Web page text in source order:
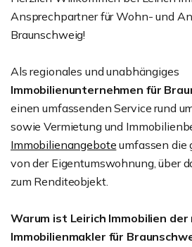
Ansprechpartner für Wohn- und
Braunschweig!
Als regionales und unabhängiges
Immobilienunternehmen für
einen umfassenden Service rund
sowie Vermietung und
Immobilienangebote umfassen die
von der Eigentumswohnung, über
zum Renditeobjekt.
Warum ist Leirich Immobilien
Immobilienmakler für